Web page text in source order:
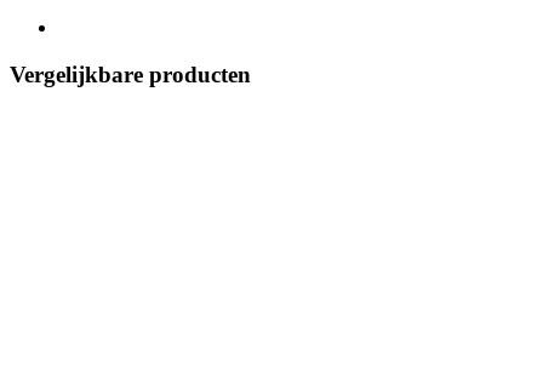
Vergelijkbare producten